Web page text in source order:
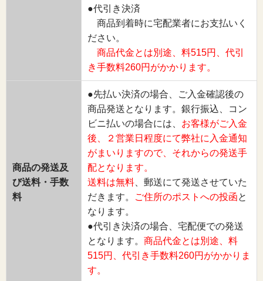
●代引き決済
商品到着時に宅配業者にお支払いく
ださい。
商品代金とは別途、料515円、代引
き手数料260円がかかります。
商品の発送及
び送料・手数
料
●先払い決済の場合、ご入金確認後の
商品発送となります。銀行振込、コン
ビニ払いの場合には、 お客様がご入金
後、２営業日程度にて弊社に入金通知
がまいりますので、それからの発送手
配となります。
送料は無料 、郵送にて発送させていた
だきます。
ご住所のポストへの投函と
なります。
●代引き決済の場合、宅配便での発送
となります。 商品代金とは別途、料
515円、代引き手数料260円がかかりま
す。